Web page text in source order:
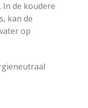
In de koudere
kan de
op